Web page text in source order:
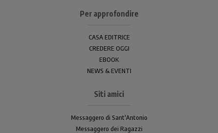
Per approfondire
CASA EDITRICE
CREDERE OGGI
EBOOK
NEWS & EVENTI
Siti amici
Messaggero di Sant'Antonio
Messaggero dei Ragazzi